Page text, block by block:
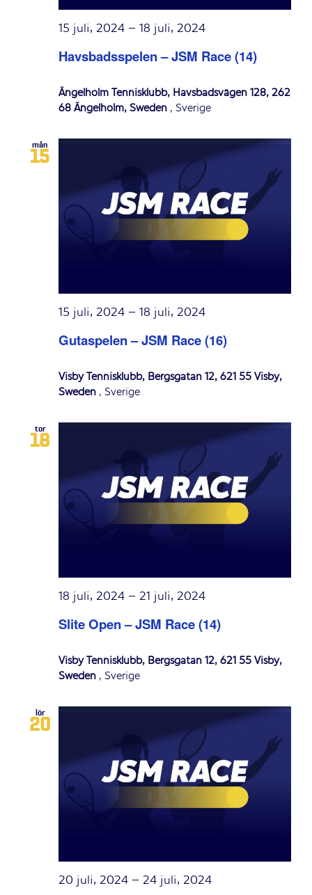
Havsbadsspelen – JSM Race (14)
15 juli, 2024 – 18 juli, 2024
Ängelholm Tennisklubb, Havsbadsvägen 128, 262
68 Ängelholm, Sweden , Sverige
mån
15
Gutaspelen – JSM Race (16)
15 juli, 2024 – 18 juli, 2024
Visby Tennisklubb, Bergsgatan 12, 621 55 Visby,
Sweden , Sverige
tor
18
Slite Open – JSM Race (14)
18 juli, 2024 – 21 juli, 2024
Visby Tennisklubb, Bergsgatan 12, 621 55 Visby,
Sweden , Sverige
lör
20
20 juli, 2024 – 24 juli, 2024